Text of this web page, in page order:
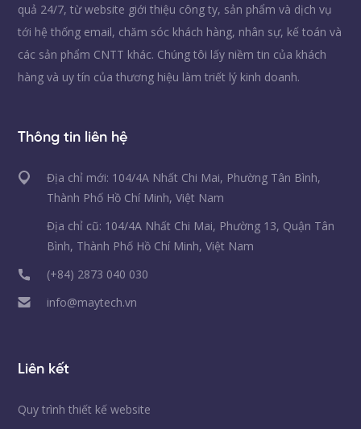
quả 24/7, từ website giới thiệu công ty, sản phẩm và dịch vụ
tới hệ thống email, chăm sóc khách hàng, nhân sự, kế toán và
các sản phẩm CNTT khác. Chúng tôi lấy niềm tin của khách
hàng và uy tín của thương hiệu làm triết lý kinh doanh.
Thông tin liên hệ
Địa chỉ mới: 104/4A Nhất Chi Mai, Phường Tân Bình,
Thành Phố Hồ Chí Minh, Việt Nam
Địa chỉ cũ: 104/4A Nhất Chi Mai, Phường 13, Quận Tân
Bình, Thành Phố Hồ Chí Minh, Việt Nam
(+84) 2873 040 030
info@maytech.vn
Liên kết
Quy trình thiết kế website